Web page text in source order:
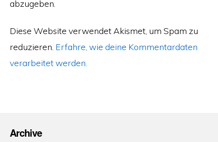
abzugeben.
Diese Website verwendet Akismet, um Spam zu
reduzieren. Erfahre, wie deine Kommentardaten
verarbeitet werden.
Archive